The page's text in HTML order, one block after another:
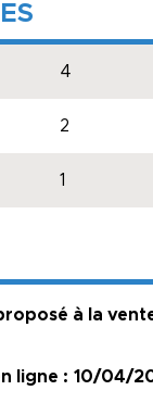
4
2
1
à la
ligne : 10/04/